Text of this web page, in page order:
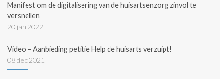
Manifest om de digitalisering van de huisartsenzorg zinvol te
versnellen
20 jan 2022
Video – Aanbieding petitie Help de huisarts verzuipt!
08 dec 2021